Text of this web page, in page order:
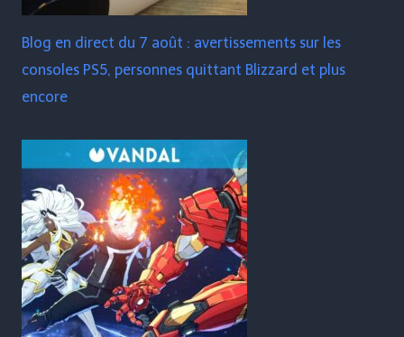
Blog en direct du 7 août : avertissements sur les
consoles PS5, personnes quittant Blizzard et plus
encore